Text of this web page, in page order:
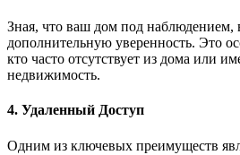
Зная, что ваш дом под наблюдением,
дополнительную уверенность. Это
кто часто отсутствует из дома или
недвижимость.
4. Удаленный Доступ
Одним из ключевых преимуществ